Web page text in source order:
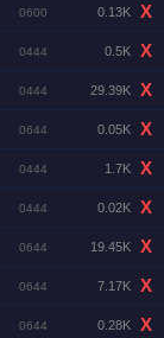
0600 0.13K
X
0444 0.5K
X
0444 29.39K
X
0644 0.05K
X
0444 1.7K
X
0444 0.02K
X
0644 19.45K
X
0644 7.17K
X
0644 0.28K
X